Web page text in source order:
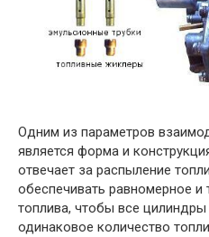
Одним из параметров
является форма и
отвечает за распыление
обеспечивать равномерное и
топлива, чтобы все цилиндры
одинаковое количество